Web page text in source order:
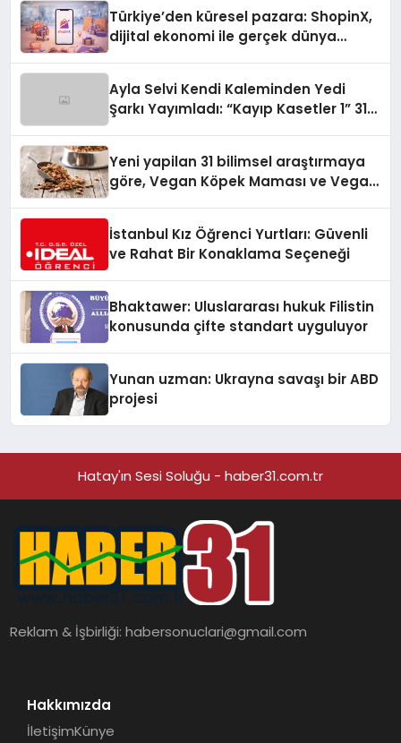
Türkiye’den küresel pazara: ShopinX,
dijital ekonomi ile gerçek dünya
Ayla Selvi Kendi Kaleminden Yedi
Şarkı Yayımladı: “Kayıp Kasetler 1” 31
Yeni yapilan 31 bilimsel araştırmaya
göre, Vegan Köpek Maması ve Vegan
İstanbul Kız Öğrenci Yurtları: Güvenli
ve Rahat Bir Konaklama Seçeneği
Bhaktawer: Uluslararası hukuk Filistin
konusunda çifte standart uyguluyor
Yunan uzman: Ukrayna savaşı bir ABD
projesi
Hatay'ın Sesi Soluğu - haber31.com.tr
Reklam & İşbirliği:habersonuclari@gmail.com
Hakkımızda
İletişimKünye